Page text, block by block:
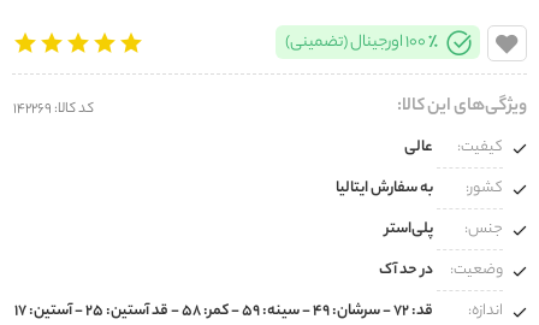
100% اورجینال (تضمینی)
ویژگی‌های این کالا: کد کالا: 142269
کیفیت:
عالی
کشور:
به سفارش ایتالیا
جنس:
پلی‌استر
وضعیت:
در حد آک
اندازه:
قد: ۷۲ - سرشان: ۴۹ - سینه: ۵۹ - کمر: ۵۸ - قد آستین: ۲۵ - آستین: ۱۷